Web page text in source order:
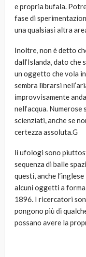
e propria bufala.
fase di
una qualsiasi altra
Inoltre, non è detto
dall’Islanda, dato
un oggetto che vola
sembra librarsi
improvvisamente
nell’acqua.
scienziati, anche se
certezza assoluta.G
li ufologi sono
sequenza di balle
questi, anche l’inglese
alcuni oggetti a
1896. I ricercatori
pongono più di
possano avere la